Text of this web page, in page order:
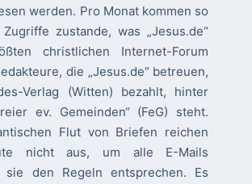
werden. Pro Monat kommen so
zustande, was „Jesus.de“
christlichen Internet-Forum
die „Jesus.de“ betreuen,
Verlag (Witten) bezahlt, hinter
ev. Gemeinden“ (FeG) steht.
Flut von Briefen reichen
nicht aus, um alle E-Mails
sie den Regeln entsprechen. Es